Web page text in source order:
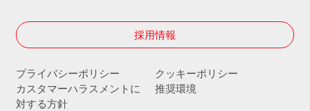
採用情報
プライバシーポリシー
クッキーポリシー
カスタマーハラスメントに
対する方針
推奨環境